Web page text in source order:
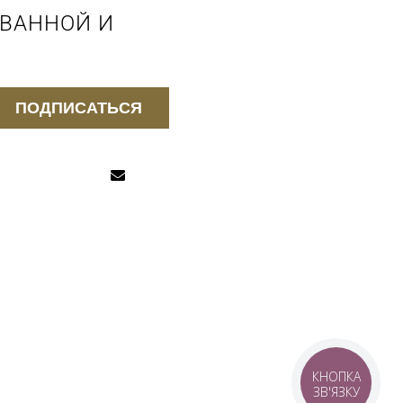
И
ПОДПИСАТЬСЯ
КНОПКА
ЗВ'ЯЗКУ